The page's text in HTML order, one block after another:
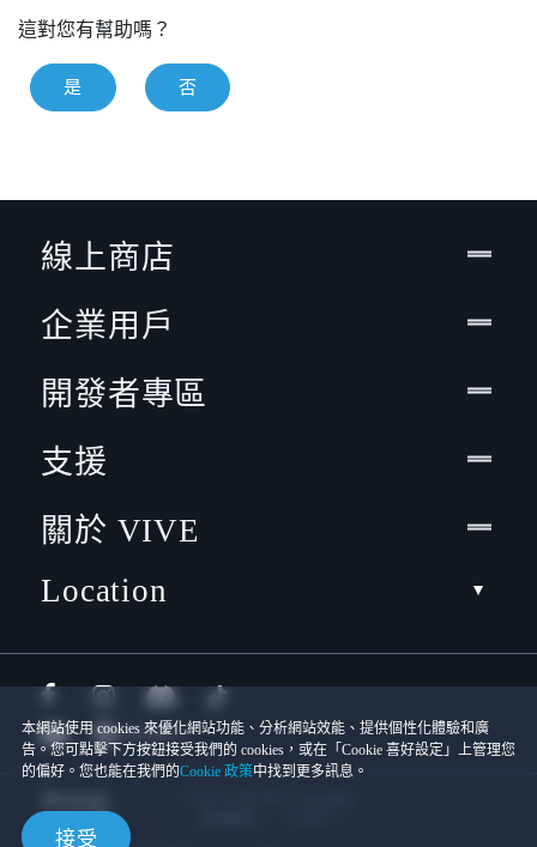
這對您有幫助嗎？
是 否
本網站使用 cookies 來優化網站功能、分析網站效能、提供個性化體驗和廣
告。您可點擊下方按鈕接受我們的 cookies，或在「Cookie 喜好設定」上管理您
的偏好。您也能在我們的Cookie 政策中找到更多訊息。
接受
線上商店
企業用戶
開發者專區
支援
關於 VIVE
Location